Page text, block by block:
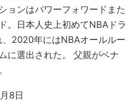
ョンはパワーフォワードまた
。日本人史上初めてNBAドラ
、2020年にはNBAオールルー
に選出された。 父親がベナ
8日